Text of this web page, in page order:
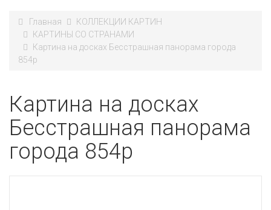
Главная
КОЛЛЕКЦИИ КАРТИН
КАРТИНЫ СО СТРАНАМИ
Картина на досках Бесстрашная панорама города
854p
Картина на досках
Бесстрашная панорама
города 854p